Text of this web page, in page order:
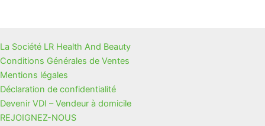
La Société LR Health And Beauty
Conditions Générales de Ventes
Mentions légales
Déclaration de confidentialité
Devenir VDI – Vendeur à domicile
REJOIGNEZ-NOUS